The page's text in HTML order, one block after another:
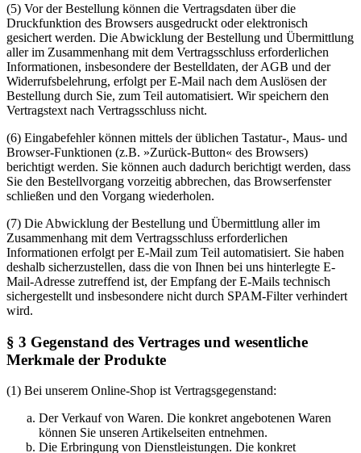
(5) Vor der Bestellung können die Vertragsdaten über die
Druckfunktion des Browsers ausgedruckt oder elektronisch
gesichert werden. Die Abwicklung der Bestellung und Übermittlung
aller im Zusammenhang mit dem Vertragsschluss erforderlichen
Informationen, insbesondere der Bestelldaten, der AGB und der
Widerrufsbelehrung, erfolgt per E-Mail nach dem Auslösen der
Bestellung durch Sie, zum Teil automatisiert. Wir speichern den
Vertragstext nach Vertragsschluss nicht.
(6) Eingabefehler können mittels der üblichen Tastatur-, Maus- und
Browser-Funktionen (z.B. »Zurück-Button« des Browsers)
berichtigt werden. Sie können auch dadurch berichtigt werden, dass
Sie den Bestellvorgang vorzeitig abbrechen, das Browserfenster
schließen und den Vorgang wiederholen.
(7) Die Abwicklung der Bestellung und Übermittlung aller im
Zusammenhang mit dem Vertragsschluss erforderlichen
Informationen erfolgt per E-Mail zum Teil automatisiert. Sie haben
deshalb sicherzustellen, dass die von Ihnen bei uns hinterlegte E-
Mail-Adresse zutreffend ist, der Empfang der E-Mails technisch
sichergestellt und insbesondere nicht durch SPAM-Filter verhindert
wird.
§ 3 Gegenstand des Vertrages und wesentliche
Merkmale der Produkte
(1) Bei unserem Online-Shop ist Vertragsgegenstand:
Der Verkauf von Waren. Die konkret angebotenen Waren
können Sie unseren Artikelseiten entnehmen.
Die Erbringung von Dienstleistungen. Die konkret